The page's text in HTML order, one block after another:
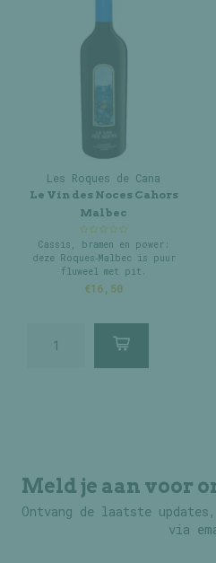
Les Roques de Cana
Le Vin des Noces Cahors
Malbec
Cassis, bramen en power:
deze Roques‑Malbec is puur
fluweel met pit.
€16,50
Meld je aan voor
Ontvang de laatste
via